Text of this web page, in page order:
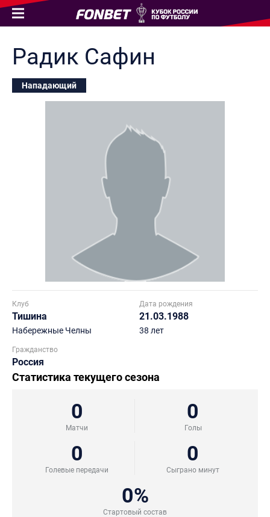
Радик Сафин
Нападающий
Клуб
Тишина
Набережные Челны
Дата рождения
21.03.1988
38 лет
Гражданство
Россия
Статистика текущего сезона
0
Матчи
0
Голы
0
Голевые передачи
0
Сыграно минут
0%
Стартовый состав